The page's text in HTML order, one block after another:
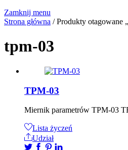
Zamknij menu
Strona główna / Produkty otagowane
tpm-03
TPM-03
Miernik parametrów TPM-03
Lista życzeń
Udział